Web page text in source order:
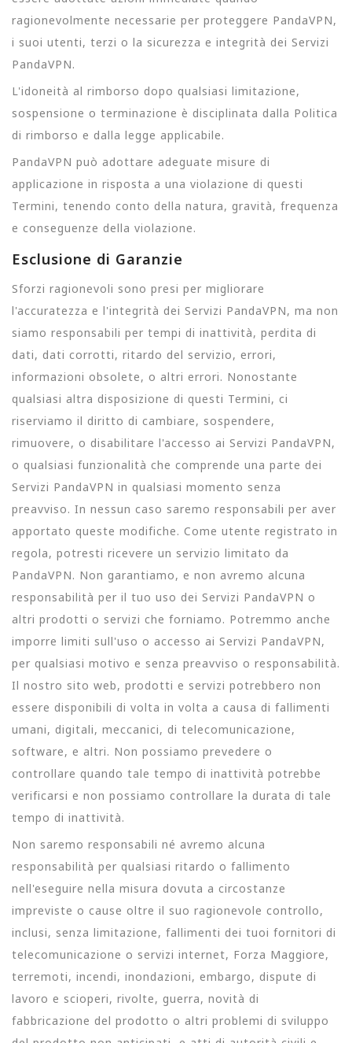
ragionevolmente necessarie per proteggere PandaVPN,
i suoi utenti, terzi o la sicurezza e integrità dei Servizi
PandaVPN.
L'idoneità al rimborso dopo qualsiasi limitazione,
sospensione o terminazione è disciplinata dalla Politica
di rimborso e dalla legge applicabile.
PandaVPN può adottare adeguate misure di
applicazione in risposta a una violazione di questi
Termini, tenendo conto della natura, gravità, frequenza
e conseguenze della violazione.
Esclusione di Garanzie
Sforzi ragionevoli sono presi per migliorare
l'accuratezza e l'integrità dei Servizi PandaVPN, ma non
siamo responsabili per tempi di inattività, perdita di
dati, dati corrotti, ritardo del servizio, errori,
informazioni obsolete, o altri errori. Nonostante
qualsiasi altra disposizione di questi Termini, ci
riserviamo il diritto di cambiare, sospendere,
rimuovere, o disabilitare l'accesso ai Servizi PandaVPN,
o qualsiasi funzionalità che comprende una parte dei
Servizi PandaVPN in qualsiasi momento senza
preavviso. In nessun caso saremo responsabili per aver
apportato queste modifiche. Come utente registrato in
regola, potresti ricevere un servizio limitato da
PandaVPN. Non garantiamo, e non avremo alcuna
responsabilità per il tuo uso dei Servizi PandaVPN o
altri prodotti o servizi che forniamo. Potremmo anche
imporre limiti sull'uso o accesso ai Servizi PandaVPN,
per qualsiasi motivo e senza preavviso o responsabilità.
Il nostro sito web, prodotti e servizi potrebbero non
essere disponibili di volta in volta a causa di fallimenti
umani, digitali, meccanici, di telecomunicazione,
software, e altri. Non possiamo prevedere o
controllare quando tale tempo di inattività potrebbe
verificarsi e non possiamo controllare la durata di tale
tempo di inattività.
Non saremo responsabili né avremo alcuna
responsabilità per qualsiasi ritardo o fallimento
nell'eseguire nella misura dovuta a circostanze
impreviste o cause oltre il suo ragionevole controllo,
inclusi, senza limitazione, fallimenti dei tuoi fornitori di
telecomunicazione o servizi internet, Forza Maggiore,
terremoti, incendi, inondazioni, embargo, dispute di
lavoro e scioperi, rivolte, guerra, novità di
fabbricazione del prodotto o altri problemi di sviluppo